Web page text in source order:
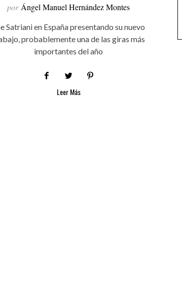
por Ángel Manuel Hernández Montes
Satriani en España presentando su nuevo
probablemente una de las giras más
importantes del año
Leer Más